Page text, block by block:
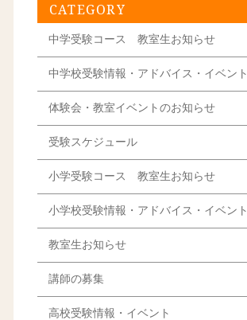
CATEGORY
中学受験コース 教室生お知らせ
中学校受験情報・アドバイス・イベント
体験会・教室イベントのお知らせ
受験スケジュール
小学受験コース 教室生お知らせ
小学校受験情報・アドバイス・イベント
教室生お知らせ
講師の募集
高校受験情報・イベント